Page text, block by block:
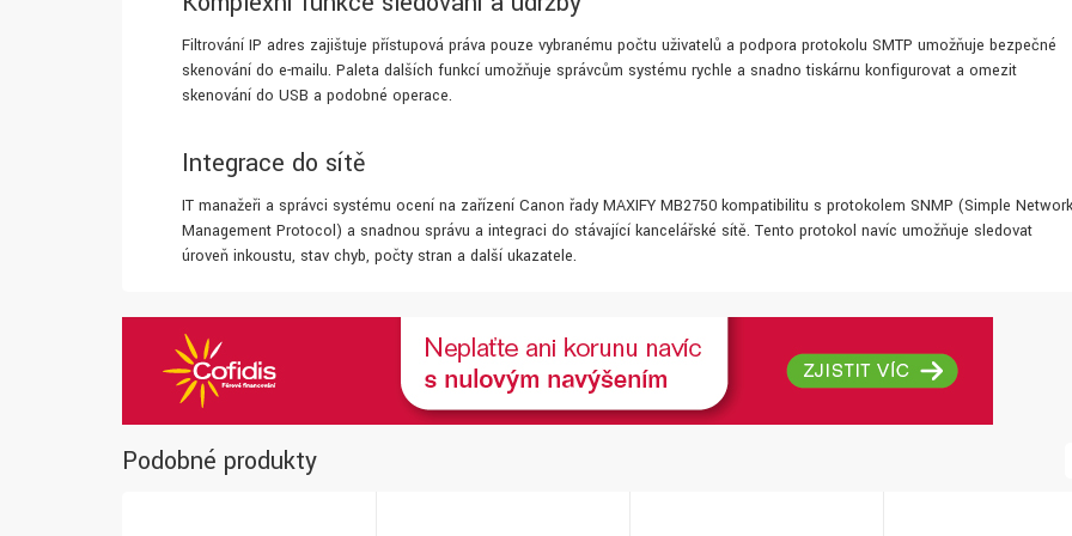
Filtrování IP adres zajišťuje přístupová práva pouze vybranému počtu uživatelů a podpora protokolu SMTP umožňuje bezpečné
skenování do e-mailu. Paleta dalších funkcí umožňuje správcům systému rychle a snadno tiskárnu konfigurovat a omezit
skenování do USB a podobné operace.
Integrace do sítě
IT manažeři a správci systému ocení na zařízení Canon řady MAXIFY MB2750 kompatibilitu s protokolem SNMP (Simple Network
Management Protocol) a snadnou správu a integraci do stávající kancelářské sítě. Tento protokol navíc umožňuje sledovat
úroveň inkoustu, stav chyb, počty stran a další ukazatele.
Podobné produkty